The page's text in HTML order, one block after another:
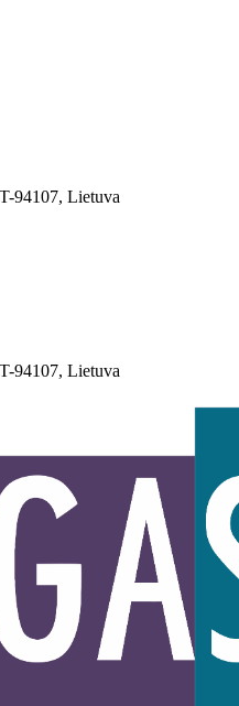
94107, Lietuva
94107, Lietuva